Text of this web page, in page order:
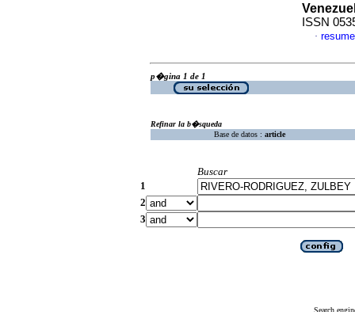
ISSN
·
p�gina 1 de 1
Refinar la b�squeda
Base de datos : article
Buscar
1
2
3
Search